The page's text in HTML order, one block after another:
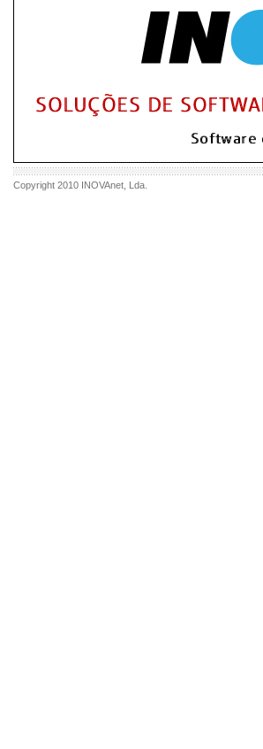
Copyright 2010 INOVAnet , Lda.